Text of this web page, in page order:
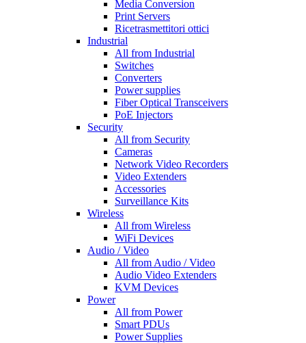
Media Conversion
Print Servers
Ricetrasmettitori ottici
Industrial
All from Industrial
Switches
Converters
Power supplies
Fiber Optical Transceivers
PoE Injectors
Security
All from Security
Cameras
Network Video Recorders
Video Extenders
Accessories
Surveillance Kits
Wireless
All from Wireless
WiFi Devices
Audio / Video
All from Audio / Video
Audio Video Extenders
KVM Devices
Power
All from Power
Smart PDUs
Power Supplies